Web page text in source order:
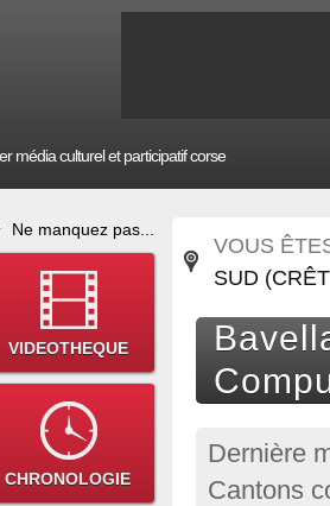
média culturel et participatif corse
Ne manquez pas...
VIDEOTHEQUE
CHRONOLOGIE
VOUS
SUD
Dernière
Cantons